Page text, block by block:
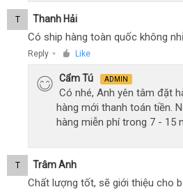
T Thanh Hải
Có ship hàng toàn quốc không
Reply ● Like
Cẩm Tú ADMIN
Có nhé, Anh yên tâm đặt
hàng mới thanh toán tiền.
hàng miễn phí trong 7 - 15
T Trâm Anh
Chất lượng tốt, sẽ giới thiệu cho